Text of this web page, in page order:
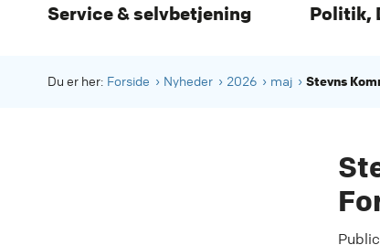
Service & selvbetjening Politik,
Du er her: Forside Nyheder 2026 maj Stevns